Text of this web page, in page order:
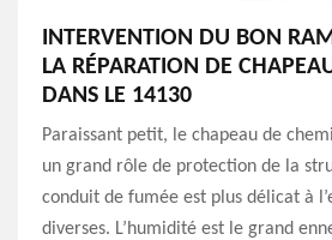
INTERVENTION DU BON
LA RÉPARATION DE
DANS LE 14130
Paraissant petit, le chapeau de
un grand rôle de protection de la
conduit de fumée est plus délicat à
diverses. L’humidité est le grand